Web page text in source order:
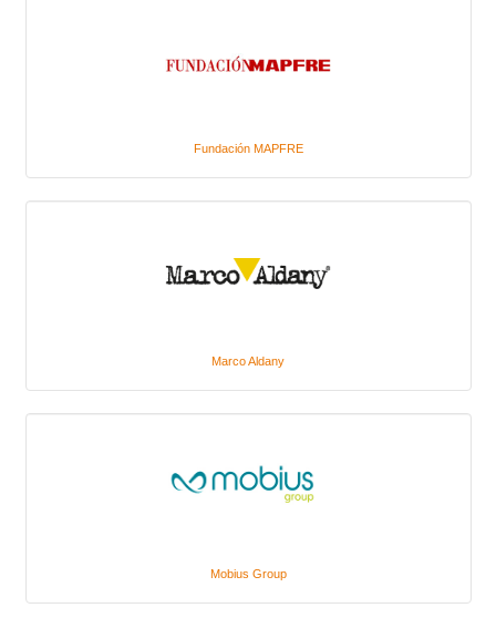
Fundación MAPFRE
Marco Aldany
Mobius Group